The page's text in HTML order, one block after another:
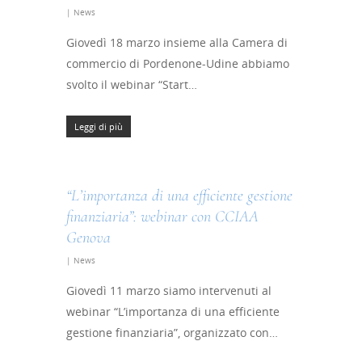
| News
Giovedì 18 marzo insieme alla Camera di
commercio di Pordenone-Udine abbiamo
svolto il webinar “Start…
Leggi di più
“L’importanza di una efficiente gestione
finanziaria”: webinar con CCIAA
Genova
| News
Giovedì 11 marzo siamo intervenuti al
webinar “L’importanza di una efficiente
gestione finanziaria”, organizzato con…